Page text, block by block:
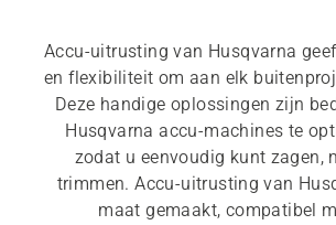
Accu-uitrusting van Husqvarna
en flexibiliteit om aan elk
Deze handige oplossingen zijn
Husqvarna accu-machines te
zodat u eenvoudig kunt zagen,
trimmen. Accu-uitrusting van
maat gemaakt, compatibel